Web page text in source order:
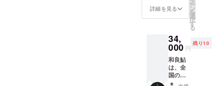
ド ・い
家製薪
窯×岐阜
県産小
麦) ・
オーガ
ニック
・祈願
チンチ
ロやの
味噌 ・
和良温
泉20
リッ
いう快
挙を達
成し、
により
地域団
体商標
として
登録さ
れたブ
ランド
詳細を見る ー
ン
を
選
択
す
る
34,
000 円
残り10
和良鮎
は、全
国の清
流から